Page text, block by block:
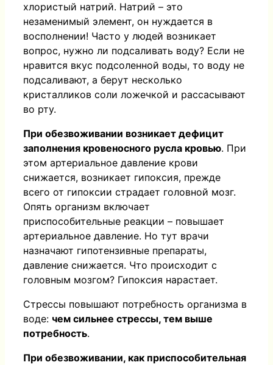
хлористый натрий. Натрий – это
незаменимый элемент, он нуждается в
восполнении! Часто у людей возникает
вопрос, нужно ли подсаливать воду? Если не
нравится вкус подсоленной воды, то воду не
подсаливают, а берут несколько
кристалликов соли ложечкой и рассасывают
во рту.
При обезвоживании возникает дефицит
заполнения кровеносного русла кровью. При
этом артериальное давление крови
снижается, возникает гипоксия, прежде
всего от гипоксии страдает головной мозг.
Опять организм включает
приспособительные реакции – повышает
артериальное давление. Но тут врачи
назначают гипотензивные препараты,
давление снижается. Что происходит с
головным мозгом? Гипоксия нарастает.
Стрессы повышают потребность организма в
воде: чем сильнее стрессы, тем выше
потребность.
При обезвоживании, как приспособительная